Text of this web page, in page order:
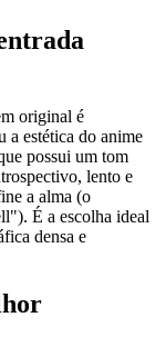
original é
a estética do anime
possui um tom
lento e
a alma (o
É a escolha ideal
densa e